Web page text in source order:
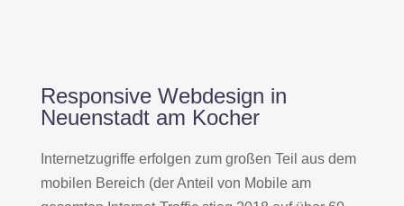
Responsive Webdesign in
Neuenstadt am Kocher
Internetzugriffe erfolgen zum großen Teil aus dem
mobilen Bereich (der Anteil von Mobile am